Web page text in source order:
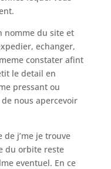
nomme du site et
echanger,
constater afint
le detail en
pressant ou
nous apercevoir
j’me je trouve
du orbite reste
eventuel. En ce